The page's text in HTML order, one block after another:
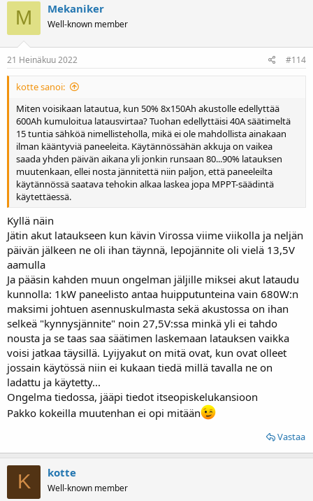
M Mekaniker
Well-known member
21 Heinäkuu 2022 #114
kotte sanoi:
Miten voisikaan latautua, kun 50% 8x150Ah akustolle edellyttää
600Ah kumuloitua latausvirtaa? Tuohan edellyttäisi 40A säätimeltä
15 tuntia sähköä nimellisteholla, mikä ei ole mahdollista ainakaan
ilman kääntyviä paneeleita. Käytännössähän akkuja on vaikea
saada yhden päivän aikana yli jonkin runsaan 80...90% latauksen
muutenkaan, ellei nosta jännitettä niin paljon, että paneeleilta
käytännössä saatava tehokin alkaa laskea jopa MPPT-säädintä
käytettäessä.
Kyllä näin
Jätin akut lataukseen kun kävin Virossa viime viikolla ja neljän
päivän jälkeen ne oli ihan täynnä, lepojännite oli vielä 13,5V
aamulla
Ja pääsin kahden muun ongelman jäljille miksei akut lataudu
kunnolla: 1kW paneelisto antaa huipputunteina vain 680W:n
maksimi johtuen asennuskulmasta sekä akustossa on ihan
selkeä "kynnysjännite" noin 27,5V:ssa minkä yli ei tahdo
nousta ja se taas saa säätimen laskemaan latauksen vaikka
voisi jatkaa täysillä. Lyijyakut on mitä ovat, kun ovat olleet
jossain käytössä niin ei kukaan tiedä millä tavalla ne on
ladattu ja käytetty...
Ongelma tiedossa, jääpi tiedot itseopiskelukansioon
Pakko kokeilla muutenhan ei opi mitään
Vastaa
K kotte
Well-known member